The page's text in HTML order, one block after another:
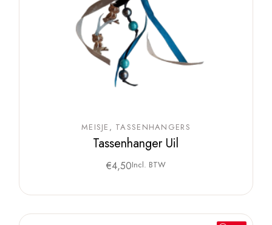
MEISJE TASSENHANGERS
Tassenhanger Uil
€4,50Incl. BTW